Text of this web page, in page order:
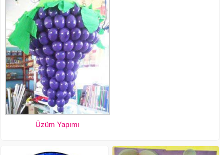
Üzüm Yapımı